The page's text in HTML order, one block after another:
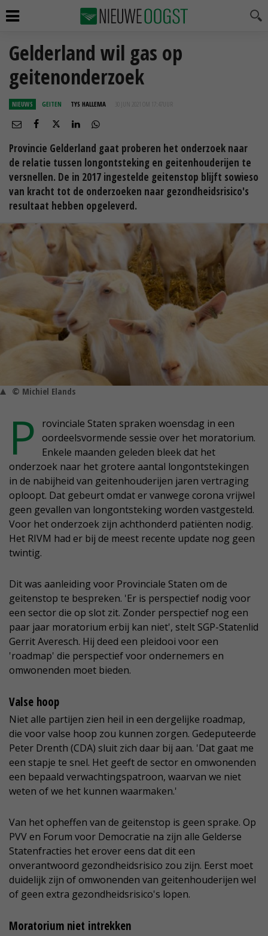
Gelderland wil gas op
geitenonderzoek
NIEUWS GEITEN TYS HALLEMA 30 JUN 2021 OM 17:47
Provincie Gelderland gaat proberen het onderzoek naar
de relatie tussen longontsteking en geitenhouderijen te
versnellen. De in 2017 ingestelde geitenstop blijft sowieso
van kracht tot de onderzoeken naar gezondheidsrisico's
resultaat hebben opgeleverd.
© Michiel Elands
P
rovinciale Staten spraken woensdag in een
oordeelsvormende sessie over het moratorium.
Enkele maanden geleden bleek dat het
onderzoek naar het grotere aantal longontstekingen
in de nabijheid van geitenhouderijen jaren vertraging
oploopt. Dat gebeurt omdat er vanwege corona vrijwel
geen gevallen van longontsteking worden vastgesteld.
Voor het onderzoek zijn achthonderd patiënten nodig.
Het RIVM had er bij de meest recente update nog geen
twintig.
Dit was aanleiding voor Provinciale Staten om de
geitenstop te bespreken. 'Er is perspectief nodig voor
een sector die op slot zit. Zonder perspectief nog een
paar jaar moratorium erbij kan niet', stelt SGP-Statenlid
Gerrit Averesch. Hij deed een pleidooi voor een
'roadmap' die perspectief voor ondernemers en
omwonenden moet bieden.
Valse hoop
Niet alle partijen zien heil in een dergelijke roadmap,
die voor valse hoop zou kunnen zorgen. Gedeputeerde
Peter Drenth (CDA) sluit zich daar bij aan. 'Dat gaat me
een stapje te snel. Het geeft de sector en omwonenden
een bepaald verwachtingspatroon, waarvan we niet
weten of we het kunnen waarmaken.'
Van het opheffen van de geitenstop is geen sprake. Op
PVV en Forum voor Democratie na zijn alle Gelderse
Statenfracties het erover eens dat dit een
onverantwoord gezondheidsrisico zou zijn. Eerst moet
duidelijk zijn of omwonenden van geitenhouderijen wel
of geen extra gezondheidsrisico's lopen.
Moratorium niet intrekken